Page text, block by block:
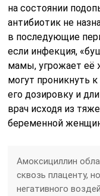
на состоянии
антибиотик не
в последующие
если инфекция,
мамы, угрожает её
могут проникнуть
его дозировку и
врач исходя из
беременной
Амоксициллин
сквозь плаценту,
негативного